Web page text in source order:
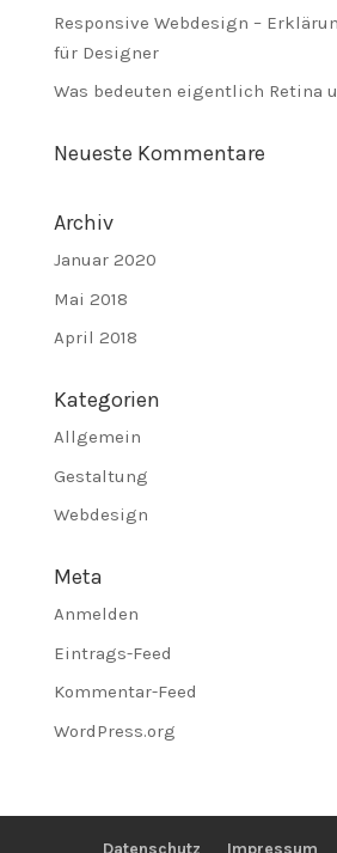
Responsive Webdesign –
für Designer
Was bedeuten eigentlich Retina
Neueste Kommentare
Archiv
Januar 2020
Mai 2018
April 2018
Kategorien
Allgemein
Gestaltung
Webdesign
Meta
Anmelden
Eintrags-Feed
Kommentar-Feed
WordPress.org
Datenschutz Impressum